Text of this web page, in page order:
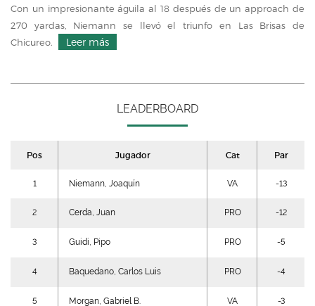
Con un impresionante águila al 18 después de un approach de
270 yardas, Niemann se llevó el triunfo en Las Brisas de
Chicureo.
Leer más
LEADERBOARD
Pos Jugador Cat Par
1 Niemann, Joaquín VA -13
2 Cerda, Juan PRO -12
3 Guidi, Pipo PRO -5
4 Baquedano, Carlos Luis PRO -4
5 Morgan, Gabriel B. VA -3